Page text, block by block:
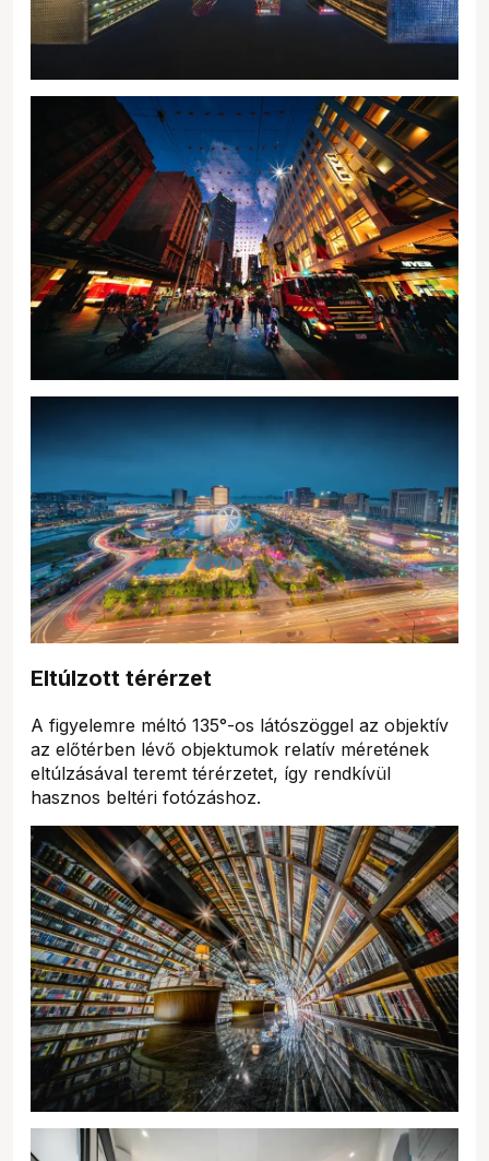
Eltúlzott térérzet
A figyelemre méltó 135°-os látószöggel az objektív
az előtérben lévő objektumok relatív méretének
eltúlzásával teremt térérzetet, így rendkívül
hasznos beltéri fotózáshoz.